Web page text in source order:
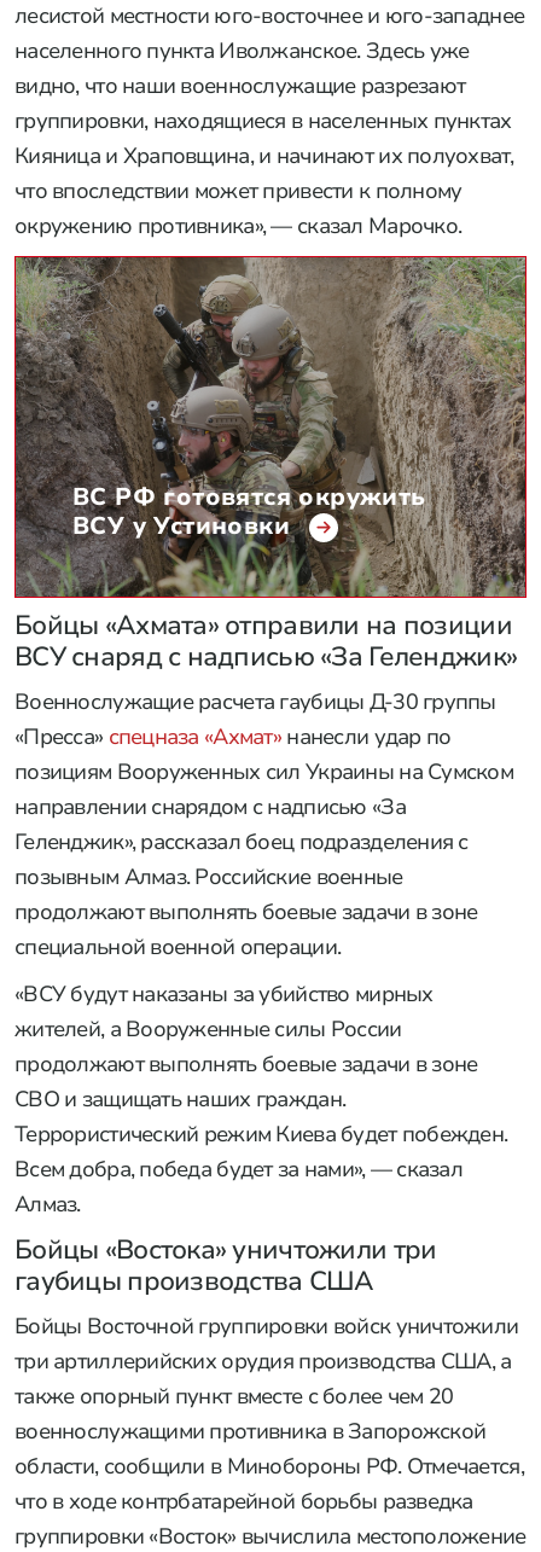
лесистой местности юго-восточнее и юго-западнее
населенного пункта Иволжанское. Здесь уже
видно, что наши военнослужащие разрезают
группировки, находящиеся в населенных пунктах
Кияница и Храповщина, и начинают их полуохват,
что впоследствии может привести к полному
окружению противника», — сказал Марочко.
ВС РФ готовятся окружить
ВСУ у Устиновки
Бойцы «Ахмата» отправили на позиции
ВСУ снаряд с надписью «За Геленджик»
Военнослужащие расчета гаубицы Д-30 группы
«Пресса» спецназа «Ахмат» нанесли удар по
позициям Вооруженных сил Украины на Сумском
направлении снарядом с надписью «За
Геленджик», рассказал боец подразделения с
позывным Алмаз. Российские военные
продолжают выполнять боевые задачи в зоне
специальной военной операции.
«ВСУ будут наказаны за убийство мирных
жителей, а Вооруженные силы России
продолжают выполнять боевые задачи в зоне
СВО и защищать наших граждан.
Террористический режим Киева будет побежден.
Всем добра, победа будет за нами», — сказал
Алмаз.
Бойцы «Востока» уничтожили три
гаубицы производства США
Бойцы Восточной группировки войск уничтожили
три артиллерийских орудия производства США, а
также опорный пункт вместе с более чем 20
военнослужащими противника в Запорожской
области, сообщили в Минобороны РФ. Отмечается,
что в ходе контрбатарейной борьбы разведка
группировки «Восток» вычислила местоположение